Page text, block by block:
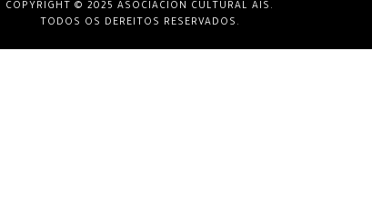
COPYRIGHT © 2025 ASOCIACIÓN CULTURAL AÏS.
TODOS OS DEREITOS RESERVADOS.